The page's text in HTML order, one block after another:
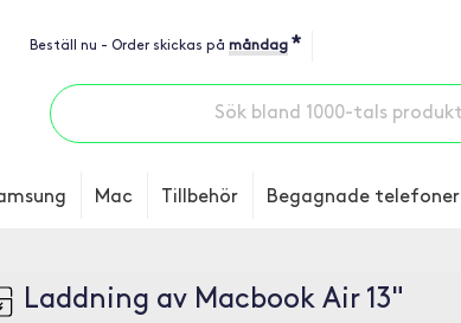
Beställ nu - Order skickas på måndag *
Mac Tillbehör Begagnade telefoner
Laddning av Macbook Air 13"